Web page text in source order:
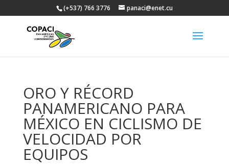
(+537) 766 3776 panaci@enet.cu
ORO Y RÉCORD
PANAMERICANO PARA
MÉXICO EN CICLISMO DE
VELOCIDAD POR
EQUIPOS